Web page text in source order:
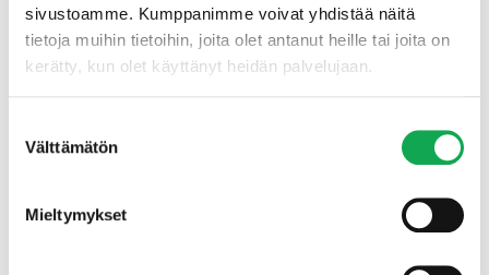
sivustoamme. Kumppanimme voivat yhdistää näitä
tietoja muihin tietoihin, joita olet antanut heille tai joita on
kerätty, kun olet käyttänyt heidän palvelujaan.
valinta
Välttämätön
Mieltymykset